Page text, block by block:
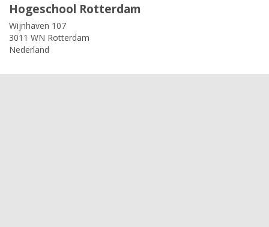
Hogeschool Rotterdam
Wijnhaven 107
3011 WN Rotterdam
Nederland